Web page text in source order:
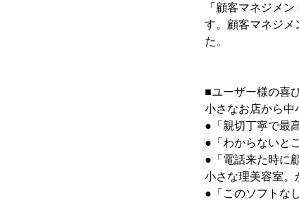
「顧客マネジメ
す。顧客マネジメ
た。
■ユーザー様の喜
小さなお店から中
●「親切丁寧で最
●「わからないと
●「電話来た時に
小さな理美容室。
●「このソフトな